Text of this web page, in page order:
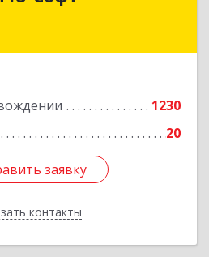
1230
20
заявку
контакты
вн.тер.г. муниципальный
заявку
Назад